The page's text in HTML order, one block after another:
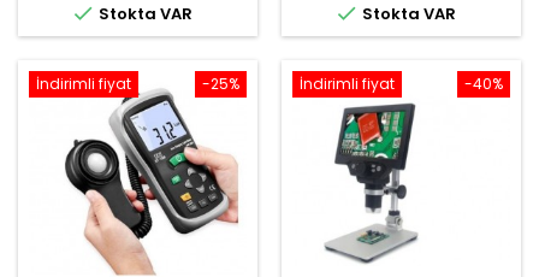
 Stokta VAR  Stokta VAR
-25%
İndirimli fiyat -40%
İndirimli fiyat